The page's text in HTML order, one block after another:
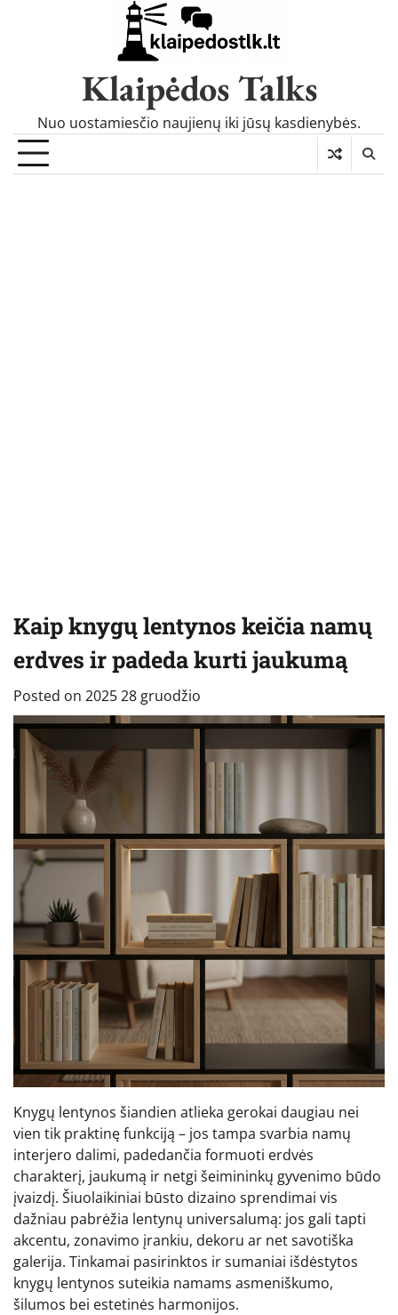
Klaipėdos Talks
Nuo uostamiesčio naujienų iki jūsų kasdienybės.
Kaip knygų lentynos keičia namų
erdves ir padeda kurti jaukumą
Posted on 2025 28 gruodžio
Knygų lentynos šiandien atlieka gerokai daugiau nei
vien tik praktinę funkciją – jos tampa svarbia namų
interjero dalimi, padedančia formuoti erdvės
charakterį, jaukumą ir netgi šeimininkų gyvenimo būdo
įvaizdį. Šiuolaikiniai būsto dizaino sprendimai vis
dažniau pabrėžia lentynų universalumą: jos gali tapti
akcentu, zonavimo įrankiu, dekoru ar net savotiška
galerija. Tinkamai pasirinktos ir sumaniai išdėstytos
knygų lentynos suteikia namams asmeniškumo,
šilumos bei estetinės harmonijos.